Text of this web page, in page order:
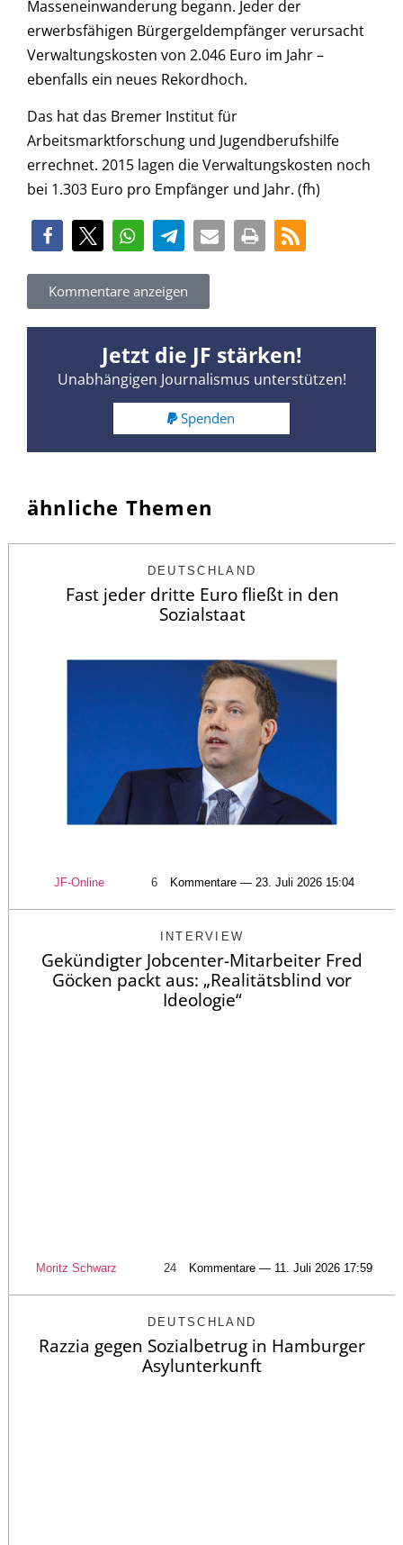
Masseneinwanderung begann. Jeder der
erwerbsfähigen Bürgergeldempfänger verursacht
Verwaltungskosten von 2.046 Euro im Jahr –
ebenfalls ein neues Rekordhoch.
Das hat das Bremer Institut für
Arbeitsmarktforschung und Jugendberufshilfe
errechnet. 2015 lagen die Verwaltungskosten noch
bei 1.303 Euro pro Empfänger und Jahr. (fh)
Kommentare anzeigen
Jetzt die JF stärken!
Unabhängigen Journalismus unterstützen!
Spenden
ähnliche Themen
DEUTSCHLAND
Fast jeder dritte Euro fließt in den
Sozialstaat
JF-Online 6 Kommentare — 23. Juli 2026 15:04
INTERVIEW
Gekündigter Jobcenter-Mitarbeiter Fred
Göcken packt aus: „Realitätsblind vor
Ideologie“
Moritz Schwarz 24 Kommentare — 11. Juli 2026 17:59
DEUTSCHLAND
Razzia gegen Sozialbetrug in Hamburger
Asylunterkunft